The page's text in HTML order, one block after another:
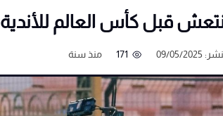
قبل كأس العالم للأندية
05/2025
171 منذ سنة